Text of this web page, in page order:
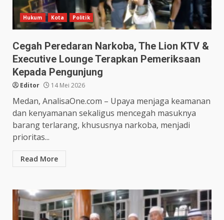
Hukum Kota Politik
Cegah Peredaran Narkoba, The Lion KTV &
Executive Lounge Terapkan Pemeriksaan
Kepada Pengunjung
Editor 14 Mei 2026
Medan, AnalisaOne.com – Upaya menjaga keamanan
dan kenyamanan sekaligus mencegah masuknya
barang terlarang, khususnya narkoba, menjadi
prioritas...
Read More